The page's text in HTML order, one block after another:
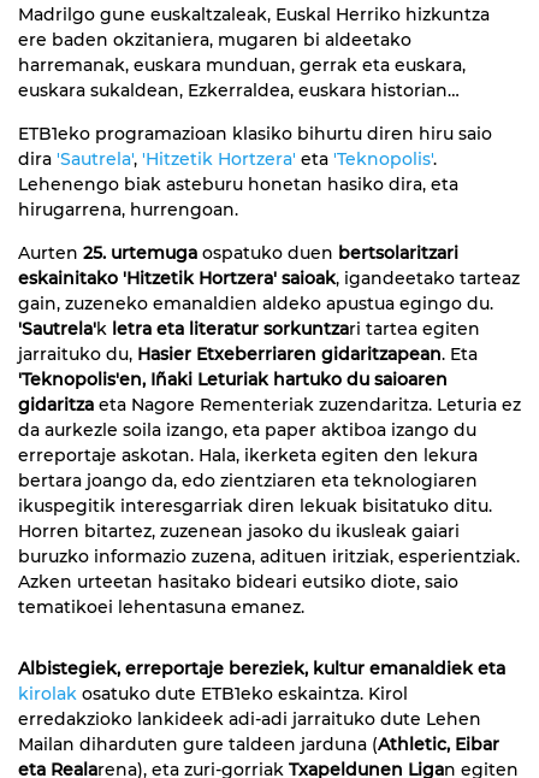
Madrilgo gune euskaltzaleak, Euskal Herriko hizkuntza
ere baden okzitaniera, mugaren bi aldeetako
harremanak, euskara munduan, gerrak eta euskara,
euskara sukaldean, Ezkerraldea, euskara historian…
ETB1eko programazioan klasiko bihurtu diren hiru saio
dira 'Sautrela', 'Hitzetik Hortzera' eta 'Teknopolis'.
Lehenengo biak asteburu honetan hasiko dira, eta
hirugarrena, hurrengoan.
Aurten 25. urtemuga ospatuko duen bertsolaritzari
eskainitako 'Hitzetik Hortzera' saioak, igandeetako tarteaz
gain, zuzeneko emanaldien aldeko apustua egingo du.
'Sautrela'k letra eta literatur sorkuntzari tartea egiten
jarraituko du, Hasier Etxeberriaren gidaritzapean. Eta
'Teknopolis'en, Iñaki Leturiak hartuko du saioaren
gidaritza eta Nagore Rementeriak zuzendaritza. Leturia ez
da aurkezle soila izango, eta paper aktiboa izango du
erreportaje askotan. Hala, ikerketa egiten den lekura
bertara joango da, edo zientziaren eta teknologiaren
ikuspegitik interesgarriak diren lekuak bisitatuko ditu.
Horren bitartez, zuzenean jasoko du ikusleak gaiari
buruzko informazio zuzena, adituen iritziak, esperientziak.
Azken urteetan hasitako bideari eutsiko diote, saio
tematikoei lehentasuna emanez.
Albistegiek, erreportaje bereziek, kultur emanaldiek eta
kirolak osatuko dute ETB1eko eskaintza. Kirol
erredakzioko lankideek adi-adi jarraituko dute Lehen
Mailan diharduten gure taldeen jarduna (Athletic, Eibar
eta Realarena), eta zuri-gorriak Txapeldunen Ligan egiten